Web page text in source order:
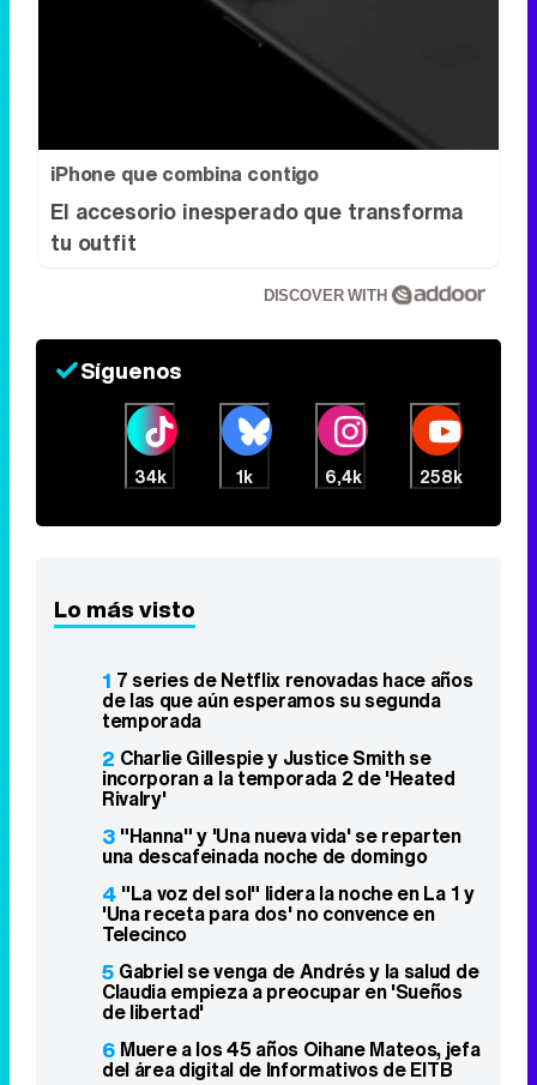
iPhone que combina contigo
El accesorio inesperado que transforma
tu outfit
DISCOVER WITH
Síguenos
34k 1k 6,4k 258k
Lo más visto
1 7 series de Netflix renovadas hace años
de las que aún esperamos su segunda
temporada
2 Charlie Gillespie y Justice Smith se
incorporan a la temporada 2 de 'Heated
Rivalry'
3 "Hanna" y 'Una nueva vida' se reparten
una descafeinada noche de domingo
4 "La voz del sol" lidera la noche en La 1 y
'Una receta para dos' no convence en
Telecinco
5 Gabriel se venga de Andrés y la salud de
Claudia empieza a preocupar en 'Sueños
de libertad'
6 Muere a los 45 años Oihane Mateos, jefa
del área digital de Informativos de EITB